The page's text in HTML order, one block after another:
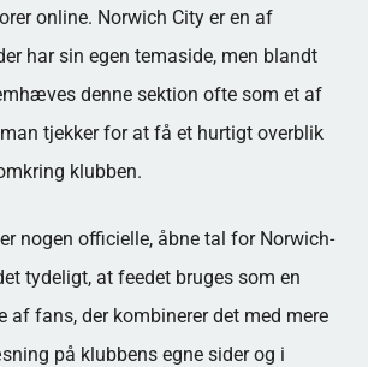
online. Norwich City er en af
har sin egen temaside, men blandt
denne sektion ofte som et af
tjekker for at få et hurtigt overblik
klubben.
nogen officielle, åbne tal for Norwich-
tydeligt, at feedet bruges som en
af fans, der kombinerer det med mere
på klubbens egne sider og i